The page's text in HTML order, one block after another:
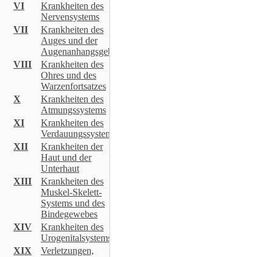
VI
Krankheiten des
Nervensystems
VII
Krankheiten des
Auges und der
Augenanhangsgebilde
VIII
Krankheiten des
Ohres und des
Warzenfortsatzes
X
Krankheiten des
Atmungssystems
XI
Krankheiten des
Verdauungssystems
XII
Krankheiten der
Haut und der
Unterhaut
XIII
Krankheiten des
Muskel-Skelett-
Systems und des
Bindegewebes
XIV
Krankheiten des
Urogenitalsystems
XIX
Verletzungen,